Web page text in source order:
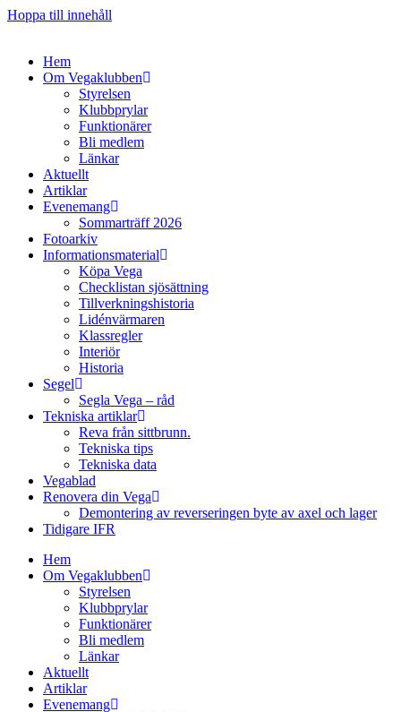
Hoppa till innehåll
Hem
Om Vegaklubben
Styrelsen
Klubbprylar
Funktionärer
Bli medlem
Länkar
Aktuellt
Artiklar
Evenemang
Sommarträff 2026
Fotoarkiv
Informationsmaterial
Köpa Vega
Checklistan sjösättning
Tillverkningshistoria
Lidénvärmaren
Klassregler
Interiör
Historia
Segel
Segla Vega – råd
Tekniska artiklar
Reva från sittbrunn.
Tekniska tips
Tekniska data
Vegablad
Renovera din Vega
Demontering av reverseringen byte av axel och lager
Tidigare IFR
Hem
Om Vegaklubben
Styrelsen
Klubbprylar
Funktionärer
Bli medlem
Länkar
Aktuellt
Artiklar
Evenemang